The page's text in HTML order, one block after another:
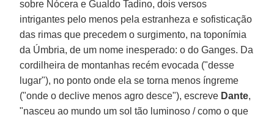
sobre Nócera e Gualdo Tadino, dois versos
intrigantes pelo menos pela estranheza e sofisticação
das rimas que precedem o surgimento, na toponímia
da Úmbria, de um nome inesperado: o do Ganges. Da
cordilheira de montanhas recém evocada ("desse
lugar"), no ponto onde ela se torna menos íngreme
("onde o declive menos agro desce"), escreve Dante,
"nasceu ao mundo um sol tão luminoso / como o que